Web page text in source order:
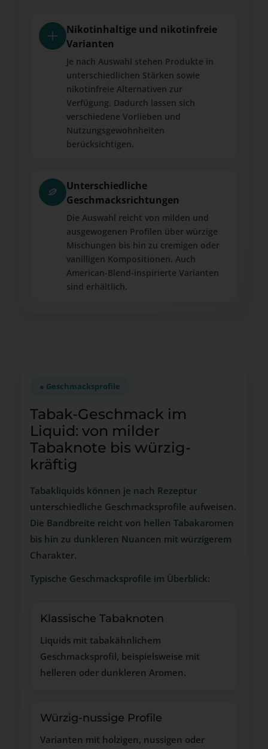
Nikotinhaltige und nikotinfreie
Varianten
Je nach Auswahl stehen Produkte in
unterschiedlichen Stärken sowie
nikotinfreie Alternativen zur
Verfügung. Dadurch lassen sich
verschiedene Vorlieben und
Nutzungsgewohnheiten
berücksichtigen.
Unterschiedliche
Geschmacksrichtungen
Die Auswahl reicht von milden und
ausgewogenen Profilen über würzige
Mischungen bis hin zu cremigen oder
vanilligen Kompositionen. Auch
American-Blend-inspirierte Varianten
sind erhältlich.
● Geschmacksprofile
Tabak-Geschmack im
Liquid: von milder
Tabaknote bis würzig-
kräftig
Tabakliquids können je nach Rezeptur
unterschiedliche Geschmacksprofile aufweisen.
Die Bandbreite reicht von hellen Tabakaromen
bis hin zu dunkleren Nuancen mit würzigerem
Charakter.
Typische Geschmacksprofile im Überblick:
Klassische Tabaknoten
Liquids mit tabakähnlichem
Geschmacksprofil, beispielsweise mit
helleren oder dunkleren Aromen.
Würzig-nussige Profile
Varianten mit holzigen, nussigen oder